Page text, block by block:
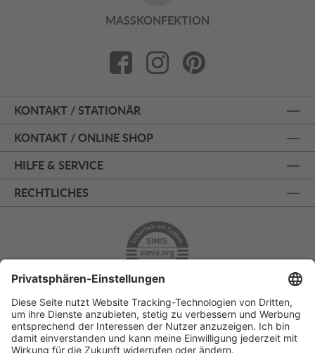
MASSKONFEKTION
KONTAKT / STATIONÄR
KONTAKT / ONLINE SHOP
HILFE & SERVICE
RECHTLICHES
ÜBER 125 JAHRE AM PRINZIPALMARKT
PERSÖNLICHE BERATUNG